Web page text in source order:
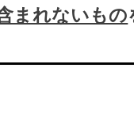
まれないもの